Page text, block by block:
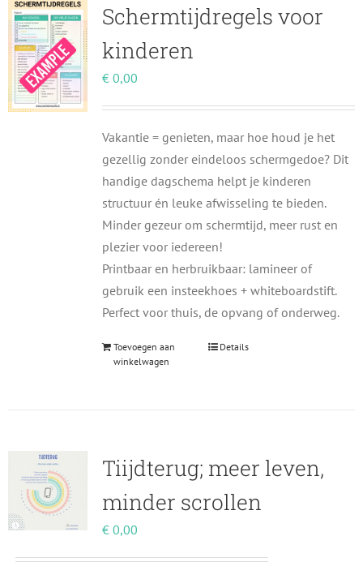
Schermtijdregels voor
kinderen
€0,00
Vakantie = genieten, maar hoe houd je het
gezellig zonder eindeloos schermgedoe? Dit
handige dagschema helpt je kinderen
structuur én leuke afwisseling te bieden.
Minder gezeur om schermtijd, meer rust en
plezier voor iedereen!
Printbaar en herbruikbaar: lamineer of
gebruik een insteekhoes + whiteboardstift.
Perfect voor thuis, de opvang of onderweg.
Toevoegen aan
winkelwagen
Details
Tiijdterug; meer leven,
minder scrollen
€0,00